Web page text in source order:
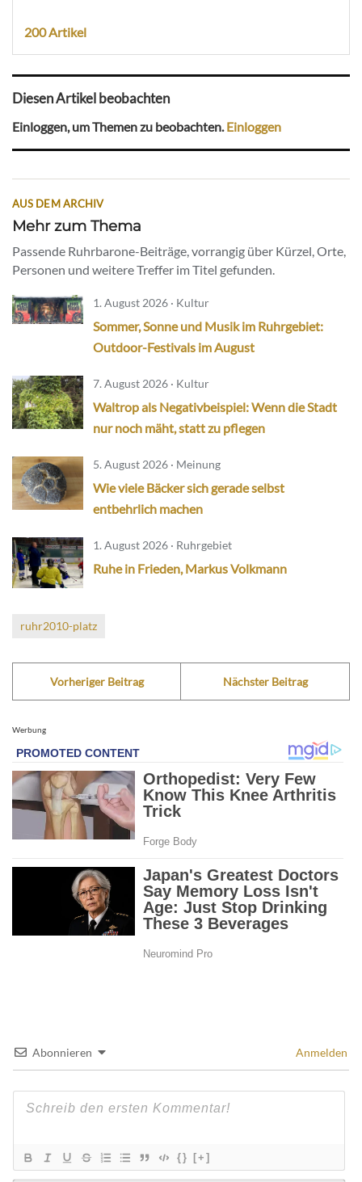
200 Artikel
Diesen Artikel beobachten
Einloggen, um Themen zu beobachten.Einloggen
AUS DEM ARCHIV
Mehr zum Thema
Passende Ruhrbarone-Beiträge, vorrangig über Kürzel, Orte,
Personen und weitere Treffer im Titel gefunden.
1. August 2026 · Kultur
Sommer, Sonne und Musik im Ruhrgebiet:
Outdoor-Festivals im August
7. August 2026 · Kultur
Waltrop als Negativbeispiel: Wenn die Stadt
nur noch mäht, statt zu pflegen
5. August 2026 · Meinung
Wie viele Bäcker sich gerade selbst
entbehrlich machen
1. August 2026 · Ruhrgebiet
Ruhe in Frieden, Markus Volkmann
ruhr2010-platz
Vorheriger Beitrag Nächster Beitrag
Werbung
Abonnieren Anmelden
{} [+]